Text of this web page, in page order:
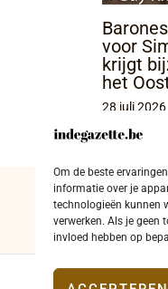
Om de beste
informatie over je
technologieën kunnen
verwerken. Als je geen
invloed hebben op
voor
krijgt
het
28 juli 2026